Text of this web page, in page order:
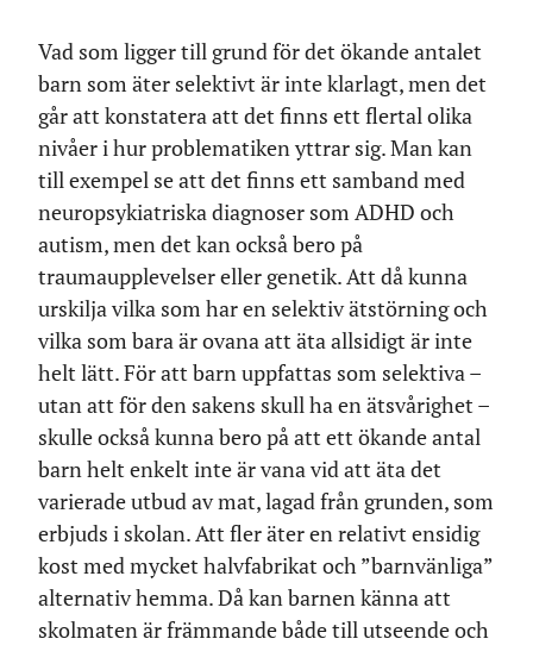
Vad som ligger till grund för det ökande antalet
barn som äter selektivt är inte klarlagt, men det
går att konstatera att det finns ett flertal olika
nivåer i hur problematiken yttrar sig. Man kan
till exempel se att det finns ett samband med
neuropsykiatriska diagnoser som ADHD och
autism, men det kan också bero på
traumaupplevelser eller genetik. Att då kunna
urskilja vilka som har en selektiv ätstörning och
vilka som bara är ovana att äta allsidigt är inte
helt lätt. För att barn uppfattas som selektiva –
utan att för den sakens skull ha en ätsvårighet –
skulle också kunna bero på att ett ökande antal
barn helt enkelt inte är vana vid att äta det
varierade utbud av mat, lagad från grunden, som
erbjuds i skolan. Att fler äter en relativt ensidig
kost med mycket halvfabrikat och ”barnvänliga”
alternativ hemma. Då kan barnen känna att
skolmaten är främmande både till utseende och